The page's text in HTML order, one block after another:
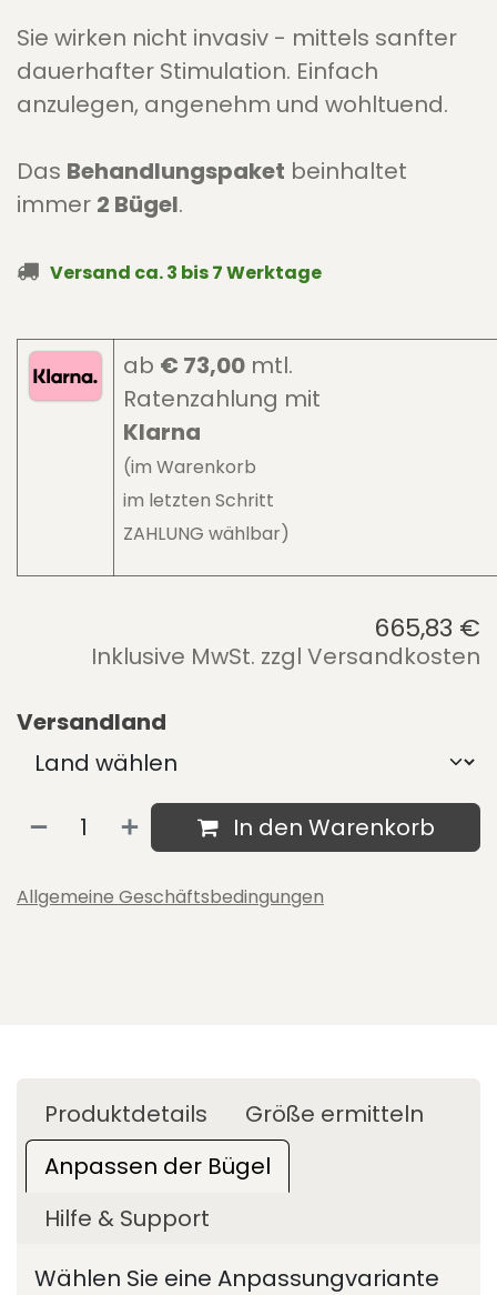
Sie wirken nicht invasiv - mittels sanfter
dauerhafter Stimulation. Einfach
anzulegen, angenehm und wohltuend.
Das Behandlungspaket beinhaltet
immer 2 Bügel.
Versand ca. 3 bis 7 Werktage
ab € 73,00 mtl.
Ratenzahlung mit
Klarna
(im Warenkorb
im letzten Schritt​
ZAHLUNG wählbar)
665,83 €
Inklusive MwSt. zzgl Versandkosten
Versandland
In den Warenkorb
Allgemeine Geschäftsbedingungen
Produktdetails
Größe ermitteln
Anpassen der Bügel
Hilfe & Support
Wählen Sie eine Anpassungvariante